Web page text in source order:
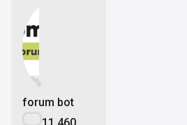


forum bot